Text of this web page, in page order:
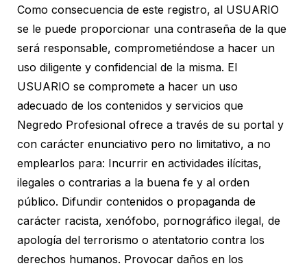
Como consecuencia de este registro, al USUARIO
se le puede proporcionar una contraseña de la que
será responsable, comprometiéndose a hacer un
uso diligente y confidencial de la misma. El
USUARIO se compromete a hacer un uso
adecuado de los contenidos y servicios que
Negredo Profesional ofrece a través de su portal y
con carácter enunciativo pero no limitativo, a no
emplearlos para: Incurrir en actividades ilícitas,
ilegales o contrarias a la buena fe y al orden
público. Difundir contenidos o propaganda de
carácter racista, xenófobo, pornográfico ilegal, de
apología del terrorismo o atentatorio contra los
derechos humanos. Provocar daños en los